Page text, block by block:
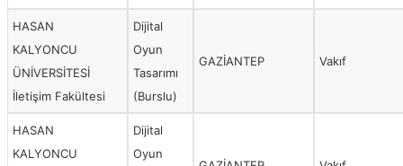
HASAN
KALYONCU
ÜNİVERSİTESİ
İletişim Fakültesi
Dijital
Oyun
Tasarımı
(Burslu)
GAZİANTEP Vakıf
HASAN
KALYONCU
Dijital
Oyun